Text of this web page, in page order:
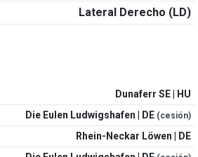
Lateral Derecho (LD)
Dunaferr SE | HU
Die Eulen Ludwigshafen | DE (cesión)
Rhein-Neckar Löwen | DE